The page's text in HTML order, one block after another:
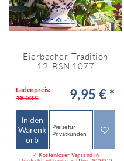
Eierbecher, Tradition
12, BSN 1077
Ladenpreis:
18,50 €
9,95 € *
In den
Warenk
orb
Preise für
Privatkunden
✓ Kostenloser Versand in